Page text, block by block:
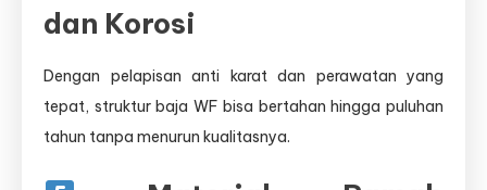
dan Korosi
Dengan pelapisan anti karat dan perawatan yang
tepat, struktur baja WF bisa bertahan hingga puluhan
tahun tanpa menurun kualitasnya.